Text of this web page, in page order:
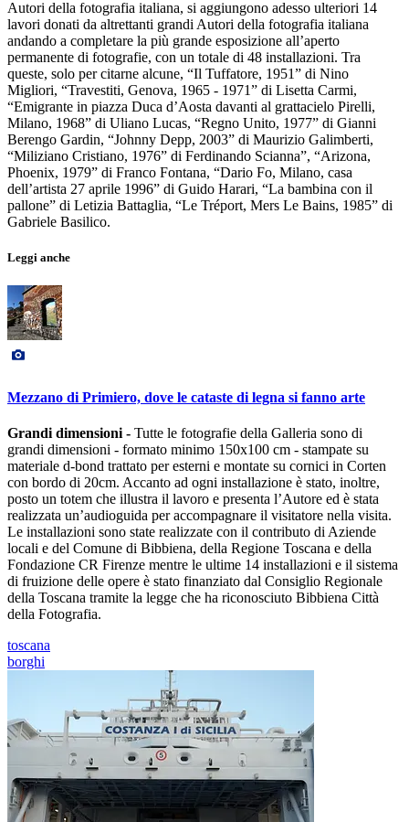
Autori della fotografia italiana, si aggiungono adesso ulteriori 14
lavori donati da altrettanti grandi Autori della fotografia italiana
andando a completare la più grande esposizione all’aperto
permanente di fotografie, con un totale di 48 installazioni. Tra
queste, solo per citarne alcune, “Il Tuffatore, 1951” di Nino
Migliori, “Travestiti, Genova, 1965 - 1971” di Lisetta Carmi,
“Emigrante in piazza Duca d’Aosta davanti al grattacielo Pirelli,
Milano, 1968” di Uliano Lucas, “Regno Unito, 1977” di Gianni
Berengo Gardin, “Johnny Depp, 2003” di Maurizio Galimberti,
“Miliziano Cristiano, 1976” di Ferdinando Scianna”, “Arizona,
Phoenix, 1979” di Franco Fontana, “Dario Fo, Milano, casa
dell’artista 27 aprile 1996” di Guido Harari, “La bambina con il
pallone” di Letizia Battaglia, “Le Tréport, Mers Le Bains, 1985” di
Gabriele Basilico.
Leggi anche
Mezzano di Primiero, dove le cataste di legna si fanno arte
Grandi dimensioni - Tutte le fotografie della Galleria sono di
grandi dimensioni - formato minimo 150x100 cm - stampate su
materiale d-bond trattato per esterni e montate su cornici in Corten
con bordo di 20cm. Accanto ad ogni installazione è stato, inoltre,
posto un totem che illustra il lavoro e presenta l’Autore ed è stata
realizzata un’audioguida per accompagnare il visitatore nella visita.
Le installazioni sono state realizzate con il contributo di Aziende
locali e del Comune di Bibbiena, della Regione Toscana e della
Fondazione CR Firenze mentre le ultime 14 installazioni e il sistema
di fruizione delle opere è stato finanziato dal Consiglio Regionale
della Toscana tramite la legge che ha riconosciuto Bibbiena Città
della Fotografia.
toscana
borghi